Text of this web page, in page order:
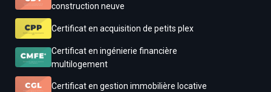
construction neuve
Certificat en acquisition de petits plex
Certificat en ingénierie financière
multilogement
Certificat en gestion immobilière locative